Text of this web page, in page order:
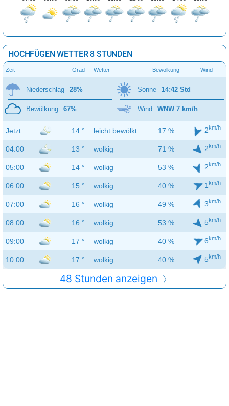
HOCHFÜGEN WETTER 8 STUNDEN
Zeit Grad Wetter Bewölkung Wind
Niederschlag 28%
Bewölkung 67%
Sonne 14:42 Std
Wind WNW 7 km/h
Jetzt 14 ° leicht bewölkt 17 % 2km/h
04:00 13 ° wolkig 71 % 2km/h
05:00 14 ° wolkig 53 % 2km/h
06:00 15 ° wolkig 40 % 1 km/h
07:00 16 ° wolkig 49 % 3km/h
08:00 16 ° wolkig 53 % 5km/h
09:00 17 ° wolkig 40 % 6km/h
10:00 17 ° wolkig 40 % 5km/h
48 Stunden anzeigen